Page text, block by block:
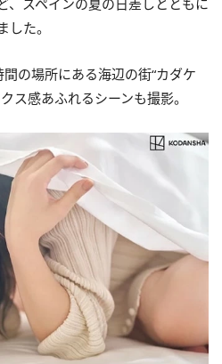
、スペインの夏の日差しとともに
た。
の場所にある海辺の街“カダケ
ス感あふれるシーンも撮影。